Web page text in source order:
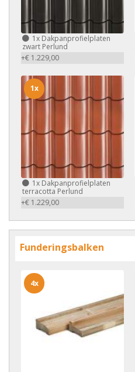
1x Dakpanprofielplaten
zwart Perlund
+€ 1.229,00
1x Dakpanprofielplaten
terracotta Perlund
+€ 1.229,00
1x
Funderingsbalken
4x